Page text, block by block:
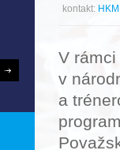
kontakt:
V
v
a